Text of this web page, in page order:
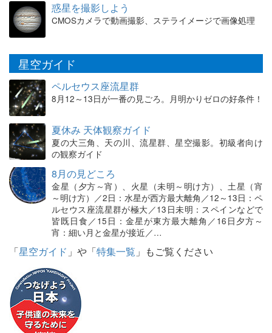
惑星を撮影しよう
CMOSカメラで動画撮影、ステライメージで画像処理
星空ガイド
ペルセウス座流星群
8月12～13日が一番の見ごろ。月明かりゼロの好条件！
夏休み 天体観察ガイド
夏の大三角、天の川、流星群、星空撮影。初級者向け
の観察ガイド
8月の見どころ
金星（夕方～宵）、火星（未明～明け方）、土星（宵
～明け方）／2日：水星が西方最大離角／12～13日：ペ
ルセウス座流星群が極大／13日未明：スペインなどで
皆既日食／15日：金星が東方最大離角／16日夕方～
宵：細い月と金星が接近／…
「星空ガイド 」や「特集一覧 」もご覧ください